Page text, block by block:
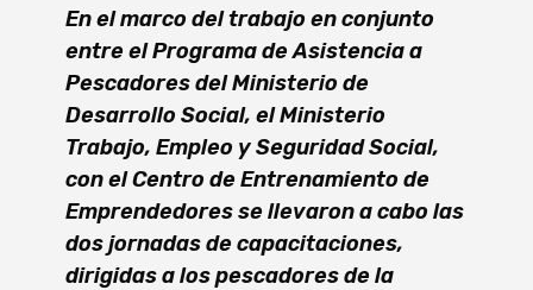
En el marco del trabajo en conjunto
entre el Programa de Asistencia a
Pescadores del Ministerio de
Desarrollo Social, el Ministerio
Trabajo, Empleo y Seguridad Social,
con el Centro de Entrenamiento de
Emprendedores se llevaron a cabo las
dos jornadas de capacitaciones,
dirigidas a los pescadores de la